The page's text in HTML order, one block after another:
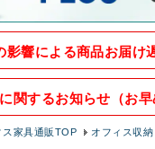
影響による商品お届け
関するお知らせ（お
ス家具通販TOP オフィス収納